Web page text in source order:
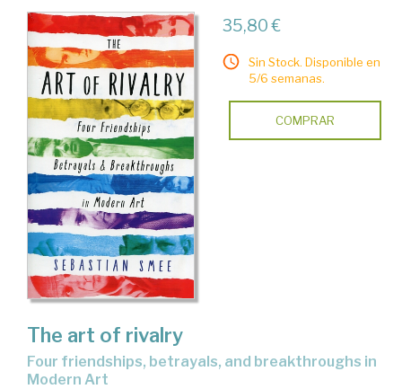
35,80 €
Sin Stock. Disponible en
5/6 semanas.
COMPRAR
The art of rivalry
four friendships, betrayals, and breakthroughs in
Modern Art